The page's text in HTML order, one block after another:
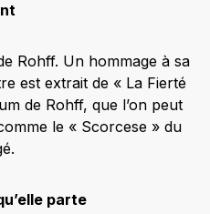
Rohff. Un hommage à sa
est extrait de « La Fierté
de Rohff, que l’on peut
le « Scorcese » du
parte